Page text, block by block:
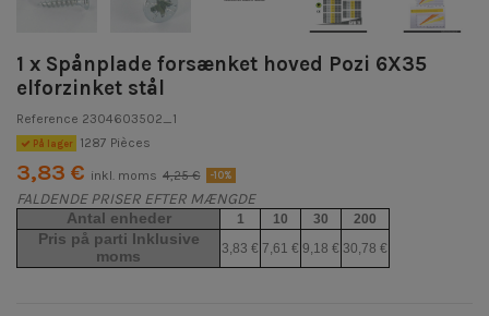
1 x Spånplade forsænket hoved Pozi 6X35
elforzinket stål
Reference 2304603502_1
På lager 1287 Pièces
3,83 € inkl. moms 4,25 € -10%
FALDENDE PRISER EFTER MÆNGDE
Antal enheder 1 10 30 200
Pris på parti Inklusive
moms
3,83 € 7,61 € 9,18 € 30,78 €